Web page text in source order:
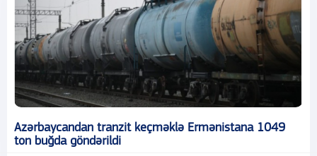
Azərbaycandan tranzit keçməklə Ermənistana 1049
ton buğda göndərildi